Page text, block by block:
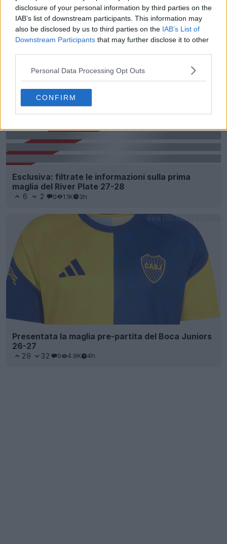
disclosure of your personal information by third parties on the
IAB’s list of downstream participants. This information may
also be disclosed by us to third parties on the IAB’s List of
Downstream Participants that may further disclose it to other
Personal Data Processing Opt Outs
CONFIRM
Presentate le maglie da casa e la seconda maglia
26-27 dello SC Vianense
2 0 0 240 2h
Esclusiva: filtrate le informazioni sulla prima
maglia del River Plate 27-28
6 2 0 1.1K 3h
Presentata la maglia pre-partita del Boca Juniors
26-27
29 32 0 4.9K 4h